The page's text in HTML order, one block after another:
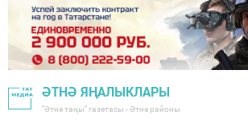
ӘТНӘ ЯҢАЛЫКЛАРЫ
"Әтнә таңы" газетасы - Әтнә районы